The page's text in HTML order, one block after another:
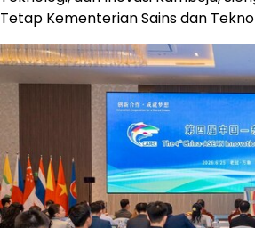
Tetap Kementerian Sains dan